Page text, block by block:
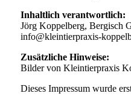
Inhaltlich verantwortlich:
Jörg Koppelberg, Bergisch
info@kleintierpraxis-
Zusätzliche Hinweise:
Bilder von Kleintierpraxis
Dieses Impressum wurde